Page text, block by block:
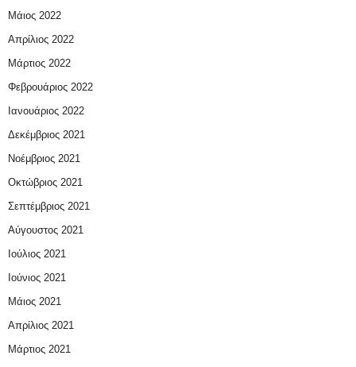
Μάιος 2022
Απρίλιος 2022
Μάρτιος 2022
Φεβρουάριος 2022
Ιανουάριος 2022
Δεκέμβριος 2021
Νοέμβριος 2021
Οκτώβριος 2021
Σεπτέμβριος 2021
Αύγουστος 2021
Ιούλιος 2021
Ιούνιος 2021
Μάιος 2021
Απρίλιος 2021
Μάρτιος 2021